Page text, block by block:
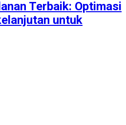
Terbaik: Optimasi
untuk